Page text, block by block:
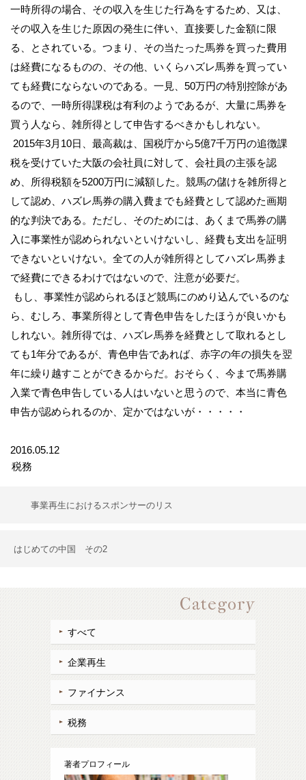
一時所得の場合、その収入を生じた行為をするため、又は、
その収入を生じた原因の発生に伴い、直接要した金額に限
る、とされている。つまり、その当たった馬券を買った費用
は経費になるものの、その他、いくらハズレ馬券を買ってい
ても経費にならないのである。一見、50万円の特別控除があ
るので、一時所得課税は有利のようであるが、大量に馬券を
買う人なら、雑所得として申告するべきかもしれない。
2015年3月10日、最高裁は、国税庁から5億7千万円の追徴課
税を受けていた大阪の会社員に対して、会社員の主張を認
め、所得税額を5200万円に減額した。競馬の儲けを雑所得と
して認め、ハズレ馬券の購入費までも経費として認めた画期
的な判決である。ただし、そのためには、あくまで馬券の購
入に事業性が認められないといけないし、経費も支出を証明
できないといけない。全ての人が雑所得としてハズレ馬券ま
で経費にできるわけではないので、注意が必要だ。
もし、事業性が認められるほど競馬にのめり込んでいるのな
ら、むしろ、事業所得として青色申告をしたほうが良いかも
しれない。雑所得では、ハズレ馬券を経費として取れるとし
ても1年分であるが、青色申告であれば、赤字の年の損失を翌
年に繰り越すことができるからだ。おそらく、今まで馬券購
入業で青色申告している人はいないと思うので、本当に青色
申告が認められるのか、定かではないが・・・・・
2016.05.12
税務
事業再生におけるスポンサーのリス
はじめての中国 その2
Category
すべて
企業再生
ファイナンス
税務
著者プロフィール